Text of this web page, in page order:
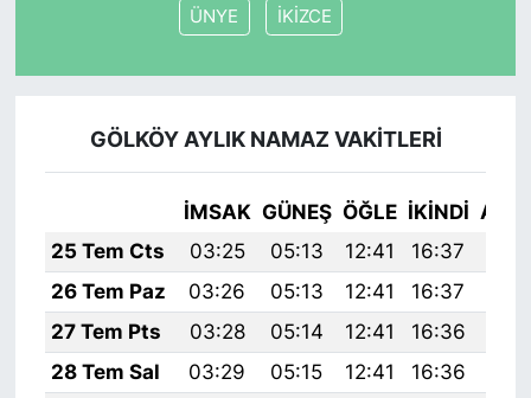
ÜNYE İKİZCE
GÖLKÖY AYLIK NAMAZ VAKITLERI
İMSAK GÜNEŞ ÖĞLE İKINDI
25 Tem Cts
03:25 05:13 12:41 16:37
26 Tem Paz
03:26 05:13 12:41 16:37
27 Tem Pts
03:28 05:14 12:41 16:36
28 Tem Sal
03:29 05:15 12:41 16:36